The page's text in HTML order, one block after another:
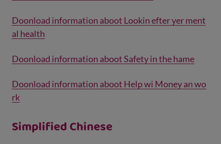
Doonload information aboot Lookin efter yer ment
al health
Doonload information aboot Safety in the hame
Doonload information aboot Help wi Money an wo
rk
Simplified Chinese